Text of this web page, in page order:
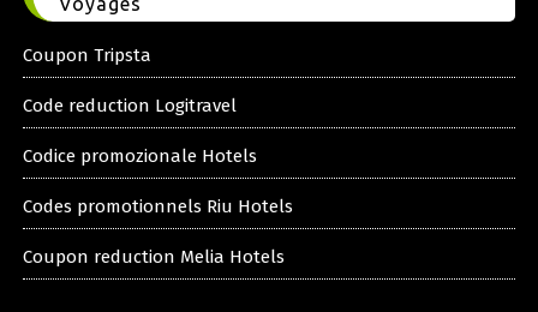
Coupon Tripsta
Code reduction Logitravel
Codice promozionale Hotels
Codes promotionnels Riu Hotels
Coupon reduction Melia Hotels